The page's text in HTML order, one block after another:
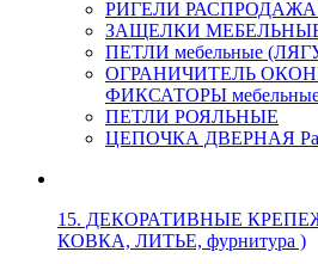
РИГЕЛИ
ЗАЩЕЛКИ
ПЕТЛИ мебельные
ОГРАНИЧИТЕЛЬ
ФИКСАТОРЫ
ПЕТЛИ РОЯЛЬНЫЕ
ЦЕПОЧКА ДВЕРНАЯ
15. ДЕКОРАТИВНЫЕ
КОВКА, ЛИТЬЕ, фурнитура )